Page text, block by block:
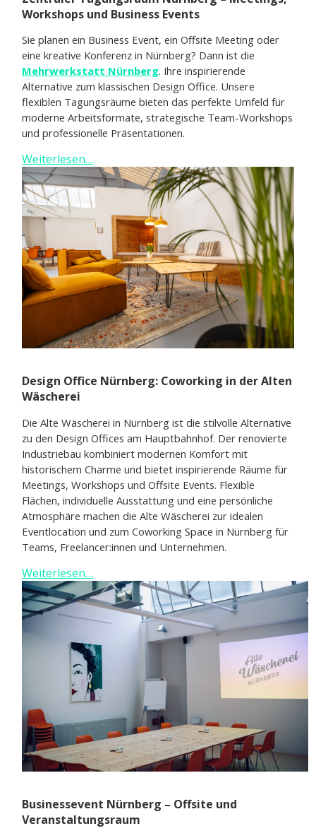
Workshops und Business Events
Sie planen ein Business Event, ein Offsite Meeting oder
eine kreative Konferenz in Nürnberg? Dann ist die
Mehrwerkstatt Nürnberg. Ihre inspirierende
Alternative zum klassischen Design Office. Unsere
flexiblen Tagungsräume bieten das perfekte Umfeld für
moderne Arbeitsformate, strategische Team-Workshops
und professionelle Präsentationen.
Weiterlesen…
Design Office Nürnberg: Coworking in der Alten
Wäscherei
Die Alte Wäscherei in Nürnberg ist die stilvolle Alternative
zu den Design Offices am Hauptbahnhof. Der renovierte
Industriebau kombiniert modernen Komfort mit
historischem Charme und bietet inspirierende Räume für
Meetings, Workshops und Offsite Events. Flexible
Flächen, individuelle Ausstattung und eine persönliche
Atmosphäre machen die Alte Wäscherei zur idealen
Eventlocation und zum Coworking Space in Nürnberg für
Teams, Freelancer:innen und Unternehmen.
Weiterlesen…
Businessevent Nürnberg – Offsite und
Veranstaltungsraum